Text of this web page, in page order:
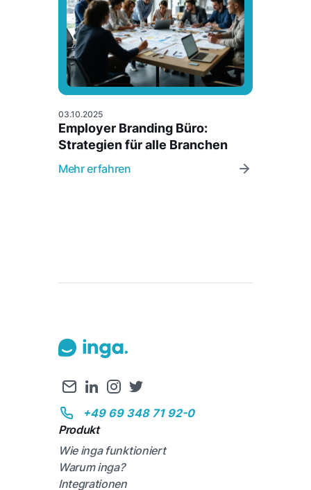
03.10.2025
Employer Branding Büro:
Strategien für alle Branchen
Mehr erfahren
+49 69 348 71 92-0
Produkt
Wie inga funktioniert
Warum inga?
Integrationen